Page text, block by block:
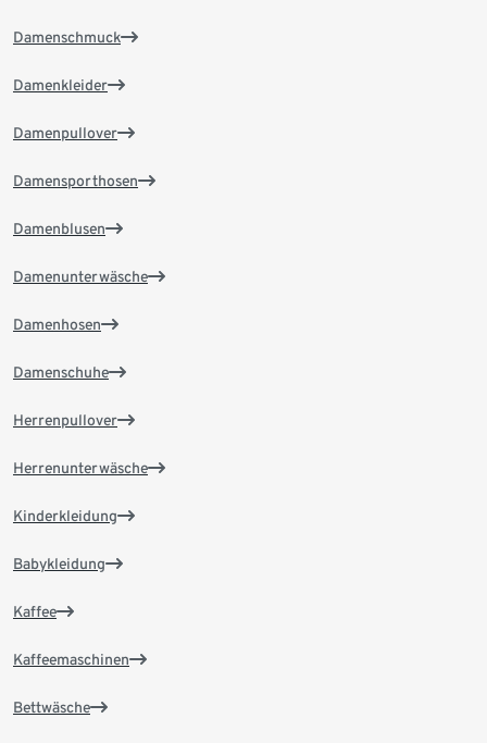
Damenschmuck
Damenkleider
Damenpullover
Damensporthosen
Damenblusen
Damenunterwäsche
Damenhosen
Damenschuhe
Herrenpullover
Herrenunterwäsche
Kinderkleidung
Babykleidung
Kaffee
Kaffeemaschinen
Bettwäsche